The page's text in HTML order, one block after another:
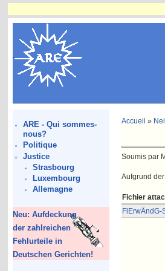
ARE - Qui sommes-
nous?
Politique
Justice
Strasbourg
Luxembourg
Allemagne
Neu: Aufdeckung
der zahlreichen
Fehlurteile in
Deutschen Gerichten!
Accueil »
Soumis par
Aufgrund
Fichier